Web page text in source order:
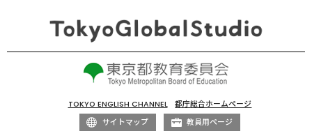
TOKYO ENGLISH CHANNEL
都庁総合ホームページ
サイトマップ
教員用ページ